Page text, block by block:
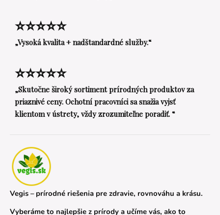
⭐⭐⭐⭐⭐
„Vysoká kvalita + nadštandardné služby.“
⭐⭐⭐⭐⭐
„Skutočne široký sortiment prírodných produktov za
priaznivé ceny. Ochotní pracovníci sa snažia vyjsť
klientom v ústrety, vždy zrozumiteľne poradiť. “
Vegis – prírodné riešenia pre zdravie, rovnováhu a krásu.
Vyberáme to najlepšie z prírody a učíme vás, ako to